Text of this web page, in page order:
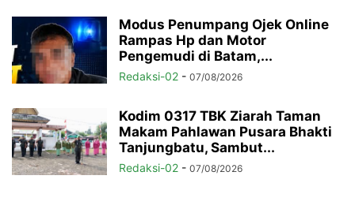
Modus Penumpang Ojek Online
Rampas Hp dan Motor
Pengemudi di Batam,...
Redaksi-02 - 07/08/2026
Kodim 0317 TBK Ziarah Taman
Makam Pahlawan Pusara Bhakti
Tanjungbatu, Sambut...
Redaksi-02 - 07/08/2026